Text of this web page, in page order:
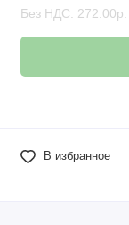
Без НДС: 272.00р.
В избранное